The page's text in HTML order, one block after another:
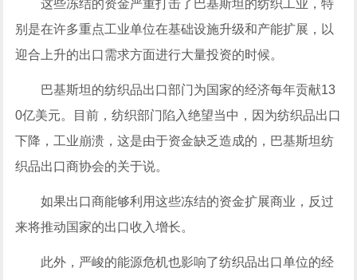
这些冻结的资金严重打击了巴基斯坦的纺织工业，特
别是在许多重点工业单位在基础设施升级和产能扩展，以
迎合上升的出口需求方面进行大量投资的时候。
巴基斯坦的纺织品出口部门为国家的经济每年贡献13
0亿美元。目前，纺织部门陷入绝望当中，因为纺织品出口
下降，工业崩溃，这是由于资金缺乏造成的，巴基斯坦纺
织品出口商协会的关于说。
如果出口商能够利用这些冻结的资金扩展商业，反过
来将推动国家的出口收入增长。
此外，严峻的能源危机也影响了纺织品出口单位的经